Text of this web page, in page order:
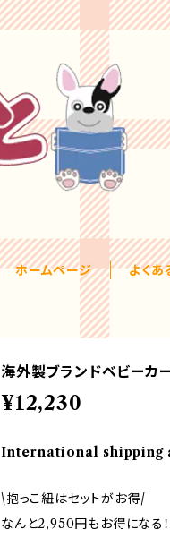
ホームページ よくあ
海外製ブランドベビーカ
¥12,230
International shipping
\抱っこ紐はセットがお得/
なんと2,950円もお得になる！